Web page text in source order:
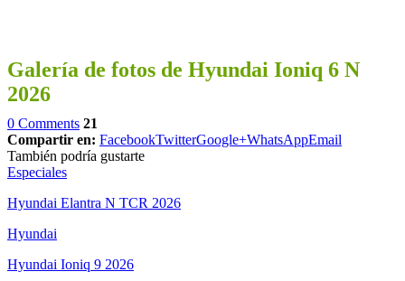
Galería de fotos de Hyundai Ioniq 6 N
2026
0 Comments 21
Compartir en: FacebookTwitterGoogle+WhatsAppEmail
También podría gustarte
Especiales
Hyundai Elantra N TCR 2026
Hyundai
Hyundai Ioniq 9 2026